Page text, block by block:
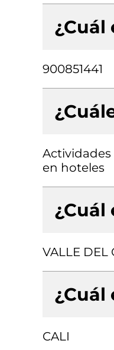
¿Cuál
900851441
en hoteles
¿Cuál
VALLE DEL
¿Cuál
CALI